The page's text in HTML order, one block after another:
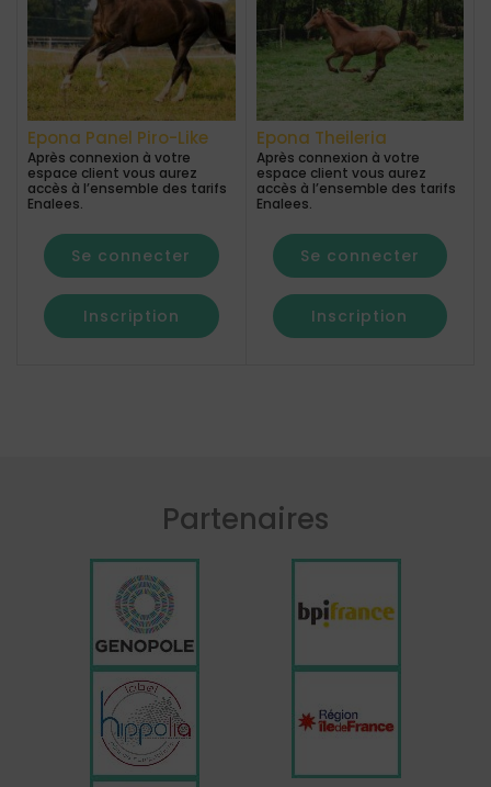
Epona Panel Piro-Like
Après connexion à votre
espace client vous aurez
accès à l’ensemble des tarifs
Enalees.
Se connecter
Inscription
Epona Theileria
Après connexion à votre
espace client vous aurez
accès à l’ensemble des tarifs
Enalees.
Se connecter
Inscription
Partenaires